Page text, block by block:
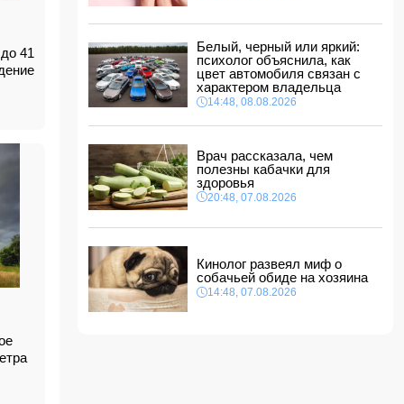
41
ФИФА выступила с заявлением на фоне
ВС РФ взяли под контроль Ивановку в
Харьковской области
14:04, 08.08.2026
14:00, 08.08.2026
Никол Пашинян позвонил Ильхаму Алиеву
12:48, 08.08.2026
СМИ: США ищут на Кубе фигуру для
повторения "венесуэльского сценария"
Белый, черный или яркий:
психолог объяснила, как
цвет автомобиля связан с
характером владельца
14:48, 08.08.2026
Врач рассказала, чем
полезны кабачки для
здоровья
20:48, 07.08.2026
Кинолог развеял миф о
собачьей обиде на хозяина
14:48, 07.08.2026